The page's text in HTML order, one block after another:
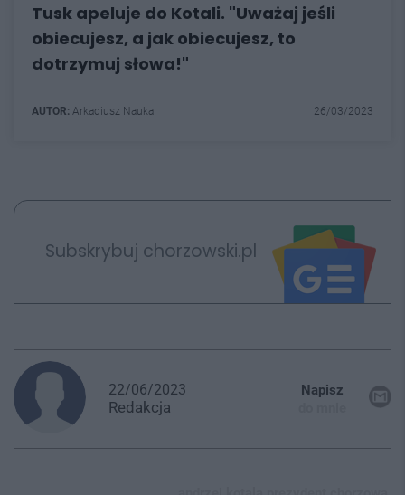
Tusk apeluje do Kotali. "Uważaj jeśli
obiecujesz, a jak obiecujesz, to
dotrzymuj słowa!"
AUTOR: Arkadiusz Nauka 26/03/2023
Subskrybuj chorzowski.pl
22/06/2023
Redakcja
Napisz